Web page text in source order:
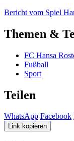
Bericht vom Spiel
Themen &
FC Hansa
Fußball
Sport
Teilen
WhatsApp Facebook
Link kopieren